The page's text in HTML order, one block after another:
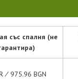
със спалня (не
∕ 975.96 BGN